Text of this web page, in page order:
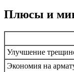
Плюсы и
Улучшение
Экономия на